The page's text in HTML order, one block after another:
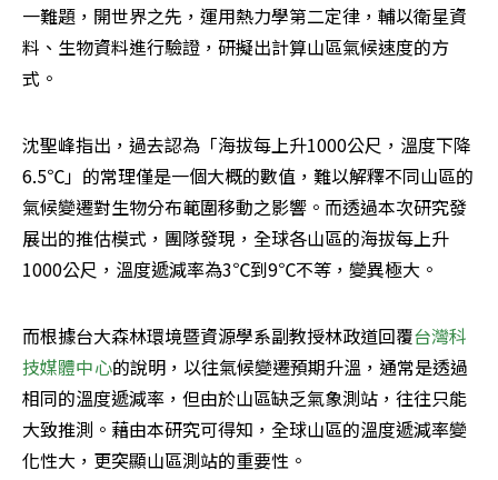
一難題，開世界之先，運用熱力學第二定律，輔以衛星資
料、生物資料進行驗證，研擬出計算山區氣候速度的方
式。
沈聖峰指出，過去認為「海拔每上升1000公尺，溫度下降
6.5℃」的常理僅是一個大概的數值，難以解釋不同山區的
氣候變遷對生物分布範圍移動之影響。而透過本次研究發
展出的推估模式，團隊發現，全球各山區的海拔每上升
1000公尺，溫度遞減率為3℃到9℃不等，變異極大。
而根據台大森林環境暨資源學系副教授林政道回覆台灣科
技媒體中心的說明，以往氣候變遷預期升溫，通常是透過
相同的溫度遞減率，但由於山區缺乏氣象測站，往往只能
大致推測。藉由本研究可得知，全球山區的溫度遞減率變
化性大，更突顯山區測站的重要性。